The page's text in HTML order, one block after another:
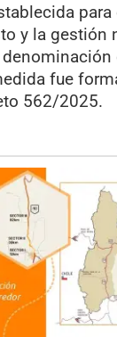
para
y la gestión
fue
562/2025.